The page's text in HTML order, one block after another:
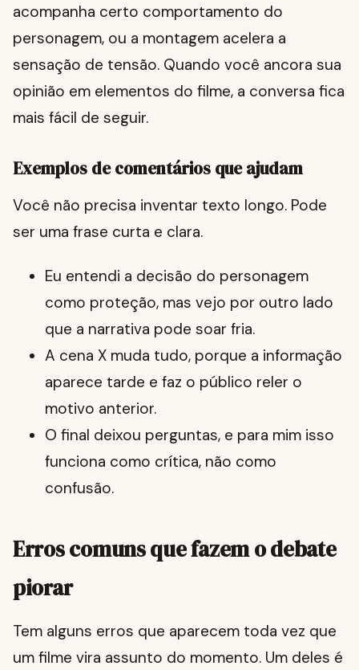
acompanha certo comportamento do
personagem, ou a montagem acelera a
sensação de tensão. Quando você ancora sua
opinião em elementos do filme, a conversa fica
mais fácil de seguir.
Exemplos de comentários que ajudam
Você não precisa inventar texto longo. Pode
ser uma frase curta e clara.
Eu entendi a decisão do personagem
como proteção, mas vejo por outro lado
que a narrativa pode soar fria.
A cena X muda tudo, porque a informação
aparece tarde e faz o público reler o
motivo anterior.
O final deixou perguntas, e para mim isso
funciona como crítica, não como
confusão.
Erros comuns que fazem o debate
piorar
Tem alguns erros que aparecem toda vez que
um filme vira assunto do momento. Um deles é